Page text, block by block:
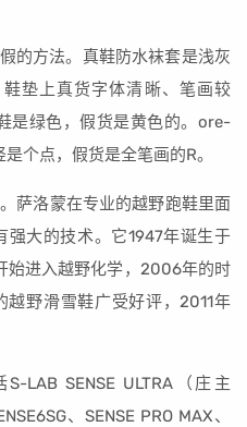
的方法。真鞋防水袜套是浅灰
垫上真货字体清晰、笔画较
是绿色，假货是黄色的。ore-
个点，假货是全笔画的R。
萨洛蒙在专业的越野跑鞋里面
强大的技术。它1947年诞生于
始进入越野化学，2006年的时
野滑雪鞋广受好评，2011年
LAB SENSE ULTRA（庄主
、SENSE PRO MAX、